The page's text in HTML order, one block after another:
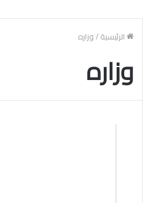
الرئيسية/وزاره
وزاره